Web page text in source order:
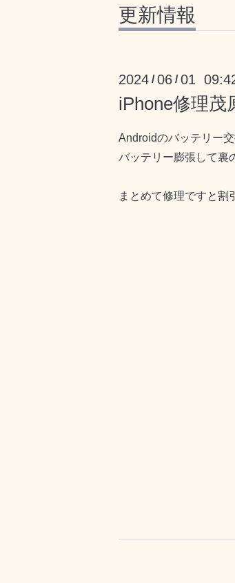
更新情報
2024 /06 /01
iPhone修理
Androidのバッテリー
バッテリー膨張して裏
まとめて修理ですと割